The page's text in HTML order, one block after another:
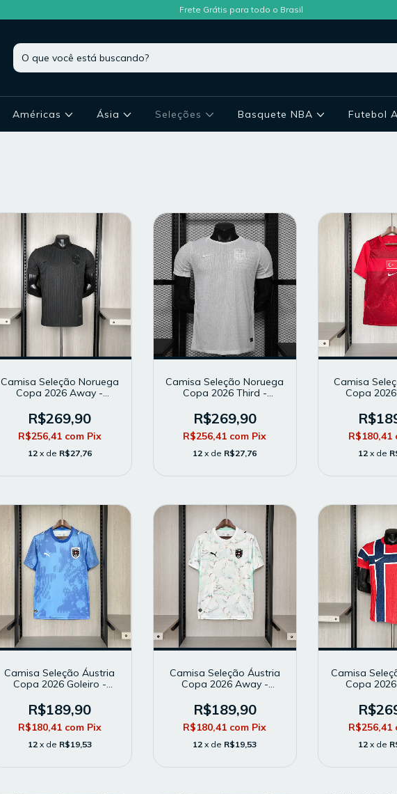
Frete Grátis para todo o Brasil
Américas Ásia Seleções Basquete NBA Futebol
Camisa Seleção Noruega
Copa 2026 Away -
- Preta
R$269,90
R$256,41 com Pix
12 x de R$27,76
Camisa Seleção Noruega
Copa 2026 Third -
- Branca
R$269,90
R$256,41 com Pix
12 x de R$27,76
Camisa
Copa
Torcedor -
R$180,41
12 x de
Camisa Seleção Áustria
Copa 2026 Goleiro -
Torcedor - Azul
R$189,90
R$180,41 com Pix
12 x de R$19,53
Camisa Seleção Áustria
Copa 2026 Away -
Torcedor - Branca
R$189,90
R$180,41 com Pix
12 x de R$19,53
Camisa
Copa
-
R$256,41
12 x de